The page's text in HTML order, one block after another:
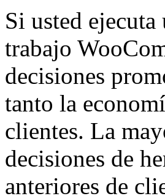
Si usted
trabajo
decisiones
tanto la
clientes. La
decisiones de
anteriores de